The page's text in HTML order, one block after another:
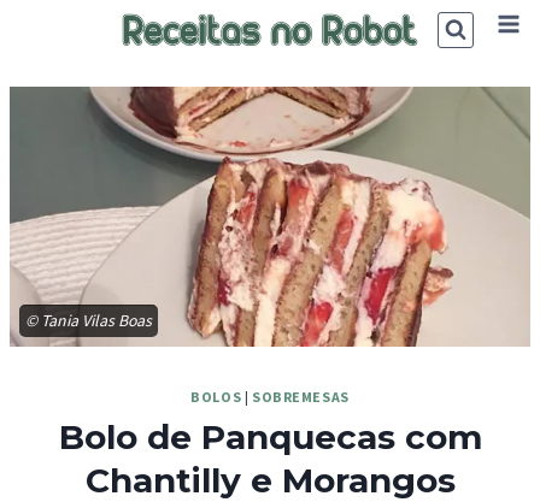
© Tania Vilas Boas
BOLOS | SOBREMESAS
Bolo de Panquecas com
Chantilly e Morangos